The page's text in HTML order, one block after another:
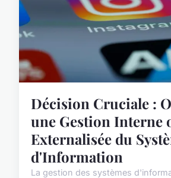
Décision Cruciale :
une Gestion Interne
Externalisée du
d'Information
La gestion des systèmes